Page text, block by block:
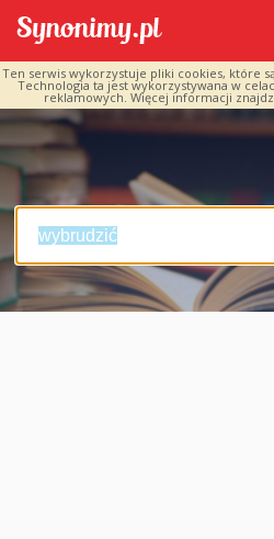
Ten serwis wykorzystuje pliki cookies, które
Technologia ta jest wykorzystywana w
reklamowych. Więcej informacji